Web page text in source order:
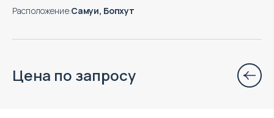
Расположение:Самуи, Бопхут
Цена по запросу